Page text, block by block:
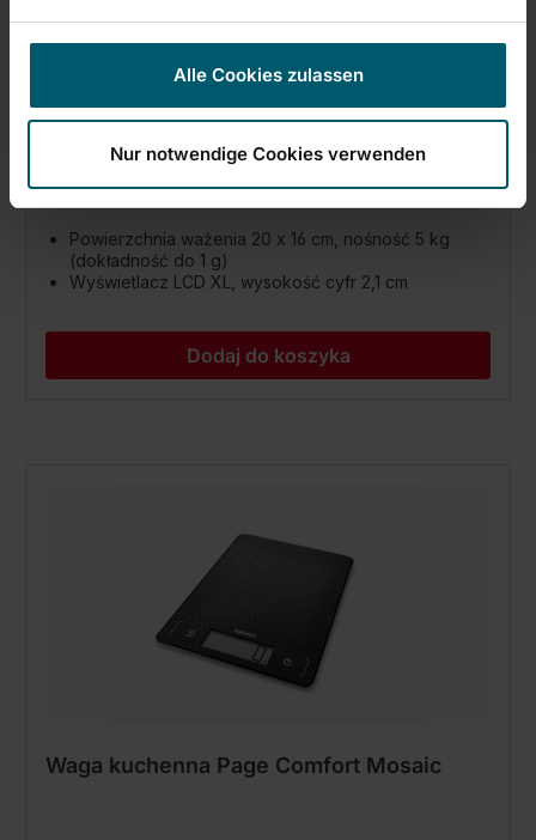
Alle Cookies zulassen
Nur notwendige Cookies verwenden
Powierzchnia ważenia 20 x 16 cm, nośność 5 kg
(dokładność do 1 g)
Wyświetlacz LCD XL, wysokość cyfr 2,1 cm
Dodaj do koszyka
Waga kuchenna Page Comfort Mosaic